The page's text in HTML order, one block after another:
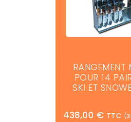
RANGEMENT
POUR 14
SKI ET
438,00 € TTC (